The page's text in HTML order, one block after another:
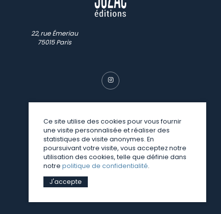
22, rue Émeriau
75015 Paris
© SUZAC 2026
une réalisation Sitedit
Ce site utilise des cookies pour vous fournir
une visite personnalisée et réaliser des
statistiques de visite anonymes. En
poursuivant votre visite, vous acceptez notre
utilisation des cookies, telle que définie dans
notre politique de confidentialité.
J'accepte